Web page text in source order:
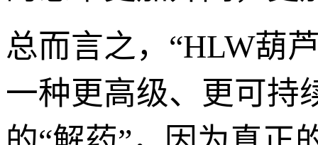
总而言之，“HLW葫
一种更高级、更可持